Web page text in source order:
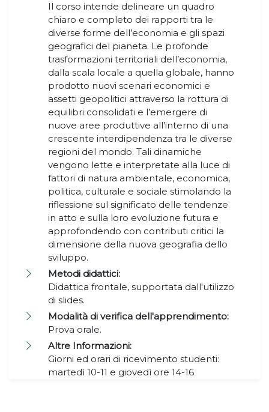
Il corso intende delineare un quadro
chiaro e completo dei rapporti tra le
diverse forme dell’economia e gli spazi
geografici del pianeta. Le profonde
trasformazioni territoriali dell’economia,
dalla scala locale a quella globale, hanno
prodotto nuovi scenari economici e
assetti geopolitici attraverso la rottura di
equilibri consolidati e l’emergere di
nuove aree produttive all’interno di una
crescente interdipendenza tra le diverse
regioni del mondo. Tali dinamiche
vengono lette e interpretate alla luce di
fattori di natura ambientale, economica,
politica, culturale e sociale stimolando la
riflessione sul significato delle tendenze
in atto e sulla loro evoluzione futura e
approfondendo con contributi critici la
dimensione della nuova geografia dello
sviluppo.
Metodi didattici:
Didattica frontale, supportata dall'utilizzo
di slides.
Modalità di verifica dell'apprendimento:
Prova orale.
Altre Informazioni:
Giorni ed orari di ricevimento studenti:
martedì 10-11 e giovedì ore 14-16